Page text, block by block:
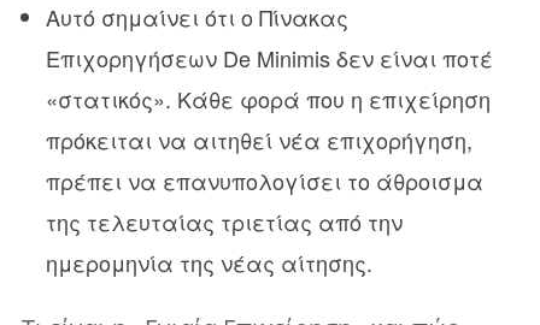
Αυτό σημαίνει ότι ο Πίνακας
Επιχορηγήσεων De Minimis δεν είναι ποτέ
«στατικός». Κάθε φορά που η επιχείρηση
πρόκειται να αιτηθεί νέα επιχορήγηση,
πρέπει να επανυπολογίσει το άθροισμα
της τελευταίας τριετίας από την
ημερομηνία της νέας αίτησης.